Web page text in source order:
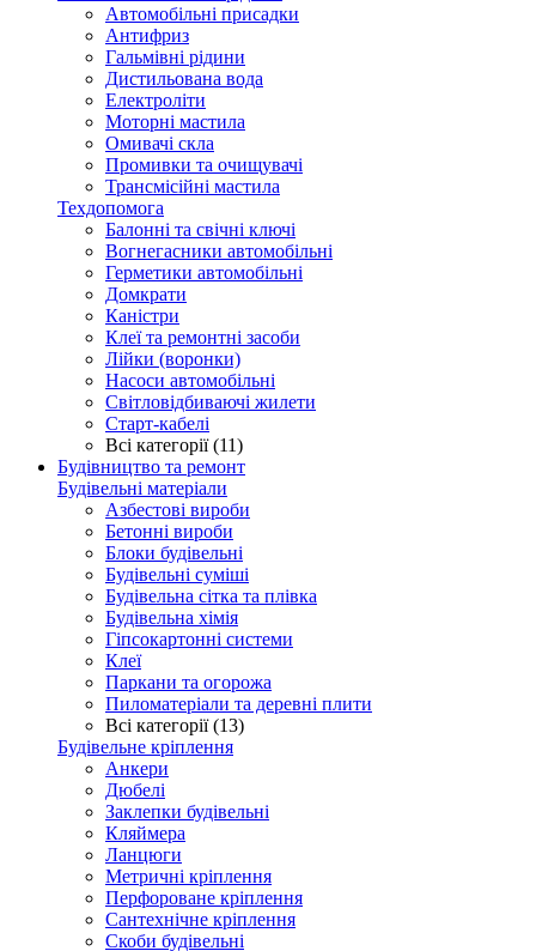
Автомобільні присадки
Антифриз
Гальмівні рідини
Дистильована вода
Електроліти
Моторні мастила
Омивачі скла
Промивки та очищувачі
Трансмісійні мастила
Техдопомога
Балонні та свічні ключі
Вогнегасники автомобільні
Герметики автомобільні
Домкрати
Каністри
Клеї та ремонтні засоби
Лійки (воронки)
Насоси автомобільні
Світловідбиваючі жилети
Старт-кабелі
Всі категорії (11)
Будівництво та ремонт
Будівельні матеріали
Азбестові вироби
Бетонні вироби
Блоки будівельні
Будівельні суміші
Будівельна сітка та плівка
Будівельна хімія
Гіпсокартонні системи
Клеї
Паркани та огорожа
Пиломатеріали та деревні плити
Всі категорії (13)
Будівельне кріплення
Анкери
Дюбелі
Заклепки будівельні
Кляймера
Ланцюги
Метричні кріплення
Перфороване кріплення
Сантехнічне кріплення
Скоби будівельні